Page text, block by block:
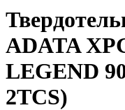
ADATA
LEGEND
2TCS)